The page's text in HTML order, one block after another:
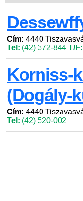
Cím: 4440
Tel: (42) 372-844 T/F:
Korniss-
(Dogály-
Cím: 4440
Tel: (42) 520-002